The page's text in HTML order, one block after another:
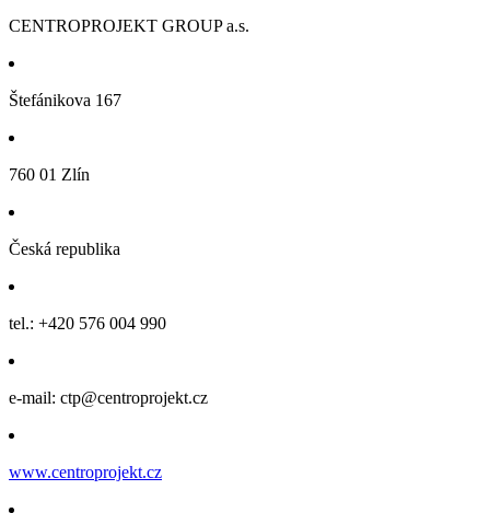
CENTROPROJEKT GROUP a.s.
Štefánikova 167
760 01 Zlín
Česká republika
tel.: +420 576 004 990
e-mail: ctp@centroprojekt.cz
www.centroprojekt.cz